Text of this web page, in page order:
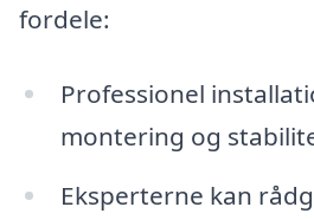
fordele:
Professionel
montering og
Eksperterne kan